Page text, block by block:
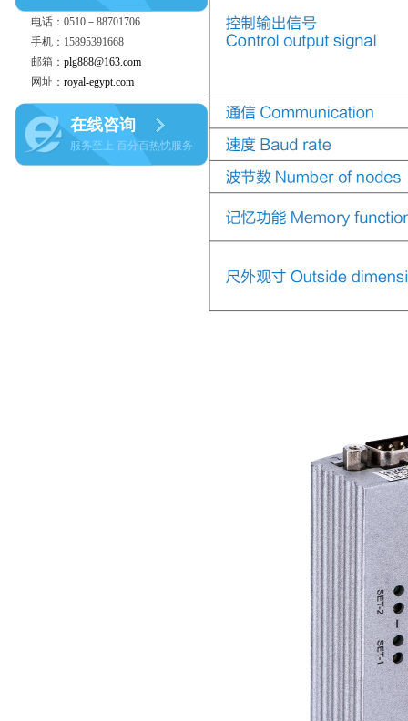
电话：0510－88701706
手机：15895391668
邮箱： plg888@163.com
网址： royal-egypt.com
在线咨询
服务至上 百分百热忱服务